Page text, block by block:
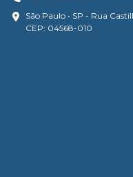
São Paulo • SP - Rua
CEP: 04568-010